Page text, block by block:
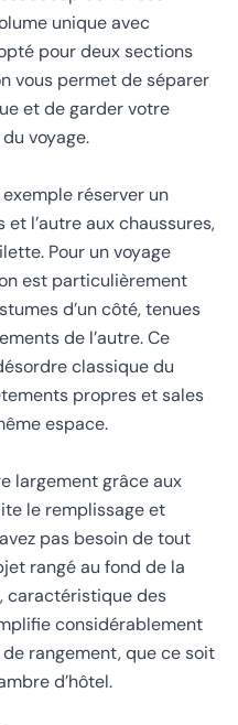
unique avec
pour deux sections
vous permet de séparer
et de garder votre
voyage.
réserver un
l’autre aux chaussures,
Pour un voyage
est particulièrement
d’un côté, tenues
de l’autre. Ce
classique du
propres et sales
espace.
largement grâce aux
le remplissage et
pas besoin de tout
rangé au fond de la
caractéristique des
considérablement
rangement, que ce soit
d’hôtel.